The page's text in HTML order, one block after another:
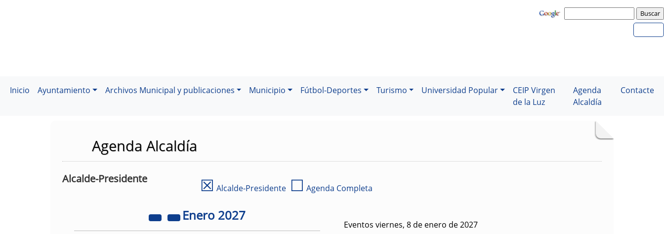
Inicio Ayuntamiento Archivos Municipal y publicaciones Municipio Fútbol-Deportes Turismo Universidad Popular
CEIP Virgen
de la Luz
Agenda
Alcaldía
Contacte
Agenda Alcaldía
Alcalde-Presidente ☒ Alcalde-Presidente ☐ Agenda Completa
Enero 2027
Eventos viernes, 8 de enero de 2027